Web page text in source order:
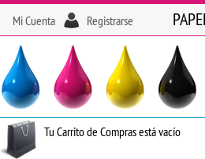
Mi Cuenta Registrarse
Tu Carrito de Compras está vacío